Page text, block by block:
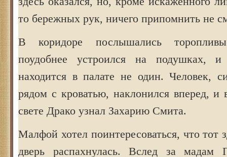
то бережных рук, ничего припомнить не
В коридоре послышались
поудобнее устроился на подушках,
находится в палате не один. Человек,
рядом с кроватью, наклонился вперед, и
свете Драко узнал Захарию Смита.
Малфой хотел поинтересоваться, что тот
дверь распахнулась. Вслед за мадам